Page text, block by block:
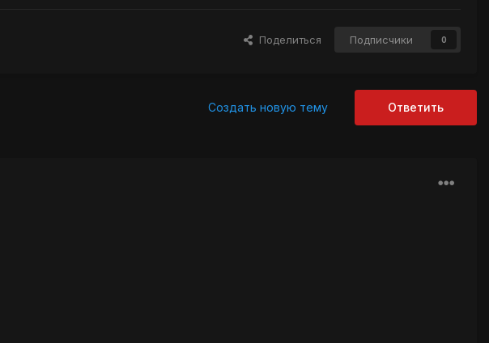
Поделиться Подписчики 0
Ответить
Создать новую тему